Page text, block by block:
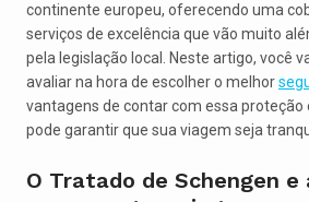
continente europeu, oferecendo uma
serviços de excelência que vão muito
pela legislação local. Neste artigo, você
avaliar na hora de escolher o melhor
vantagens de contar com essa proteção
pode garantir que sua viagem seja
O Tratado de Schengen e